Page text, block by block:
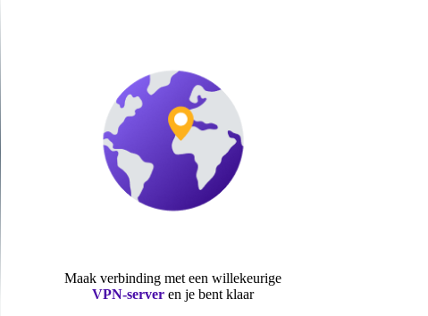
Maak verbinding met een willekeurige
VPN-serveren je bent klaar